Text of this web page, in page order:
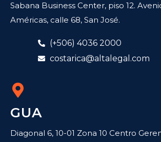
Sabana Business Center, piso 12.
Américas, calle 68, San José.
(+506) 4036 2000
costarica@altalegal.com
GUA
Diagonal 6, 10-01 Zona 10 Centro